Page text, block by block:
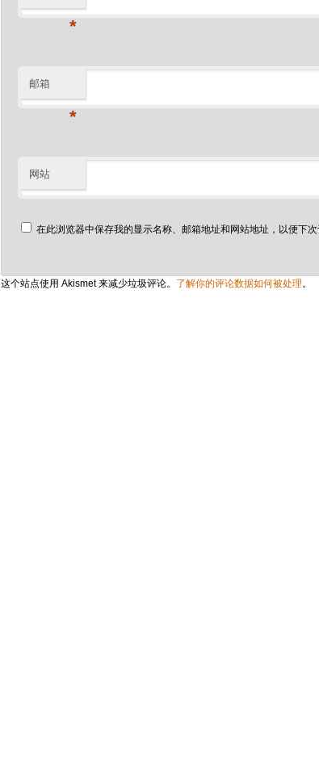
*
邮箱
*
网站
在此浏览器中保存我的显示名称、邮箱地址和网站地址，以便下次
这个站点使用 Akismet 来减少垃圾评论。 了解你的评论数据如何被处理 。